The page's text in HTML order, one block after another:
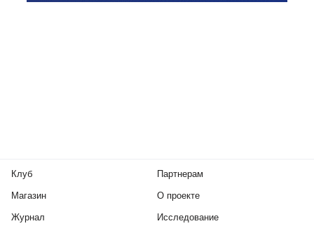
Клуб
Магазин
Журнал
Партнерам
О проекте
Исследование